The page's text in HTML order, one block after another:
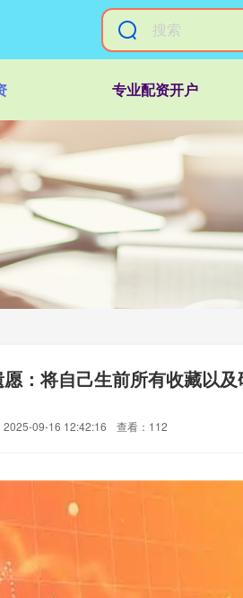
专业配资开户
：将自己生前所有收藏以
2025-09-16 12:42:16 查看：112